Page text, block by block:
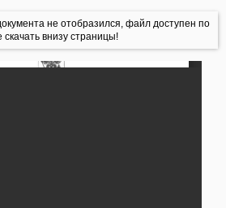
не отобразился, файл доступен по
скачать внизу страницы!